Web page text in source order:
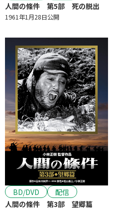
人間の條件 第5部 死の脱出
1961年1月28日公開
BD/DVD
配信
人間の條件 第3部 望郷篇